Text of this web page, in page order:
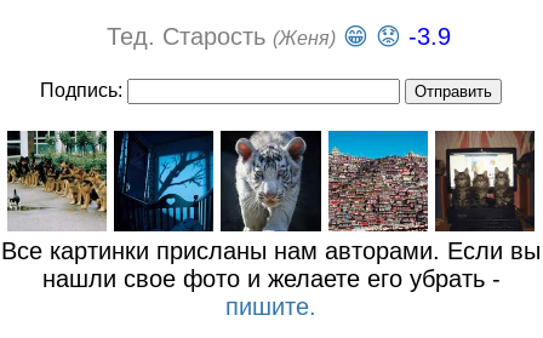
Тед. Старость (Женя) 😁 😟 -3.9
Подпись:
Все картинки присланы нам авторами. Если вы
нашли свое фото и желаете его убрать -
пишите.